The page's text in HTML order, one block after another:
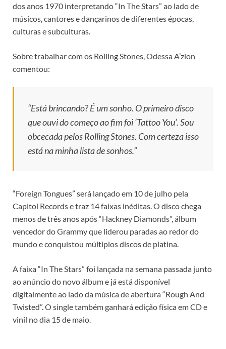
dos anos 1970 interpretando “In The Stars” ao lado de
músicos, cantores e dançarinos de diferentes épocas,
culturas e subculturas.
Sobre trabalhar com os Rolling Stones, Odessa A’zion
comentou:
“Está brincando? É um sonho. O primeiro disco
que ouvi do começo ao fim foi ‘Tattoo You’. Sou
obcecada pelos Rolling Stones. Com certeza isso
está na minha lista de sonhos.”
“Foreign Tongues” será lançado em 10 de julho pela
Capitol Records e traz 14 faixas inéditas. O disco chega
menos de três anos após “Hackney Diamonds”, álbum
vencedor do Grammy que liderou paradas ao redor do
mundo e conquistou múltiplos discos de platina.
A faixa “In The Stars” foi lançada na semana passada junto
ao anúncio do novo álbum e já está disponível
digitalmente ao lado da música de abertura “Rough And
Twisted”. O single também ganhará edição física em CD e
vinil no dia 15 de maio.